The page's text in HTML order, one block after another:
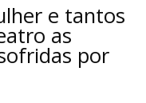
e tantos
as
por